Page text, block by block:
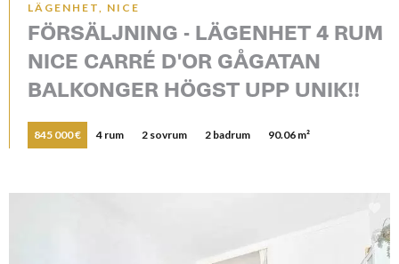
LÄGENHET, NICE
FÖRSÄLJNING - LÄGENHET 4 RUM
NICE CARRÉ D'OR GÅGATAN
BALKONGER HÖGST UPP UNIK!!
845 000 € 4 rum 2 sovrum 2 badrum 90.06 m²